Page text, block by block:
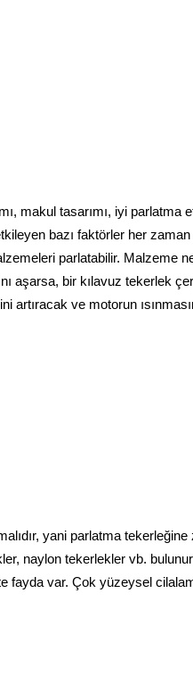
makul tasarımı, iyi parlatma
bazı faktörler her zaman
parlatabilir. Malzeme
aşarsa, bir kılavuz tekerlek
artıracak ve motorun
yani parlatma tekerleğine
naylon tekerlekler vb.
var. Çok yüzeysel